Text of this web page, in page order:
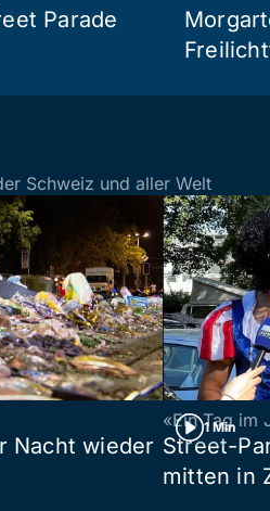
Parade
Schweiz und aller Welt
Nacht wieder
1 Min
«Ein Tag im
Street-
mitten in